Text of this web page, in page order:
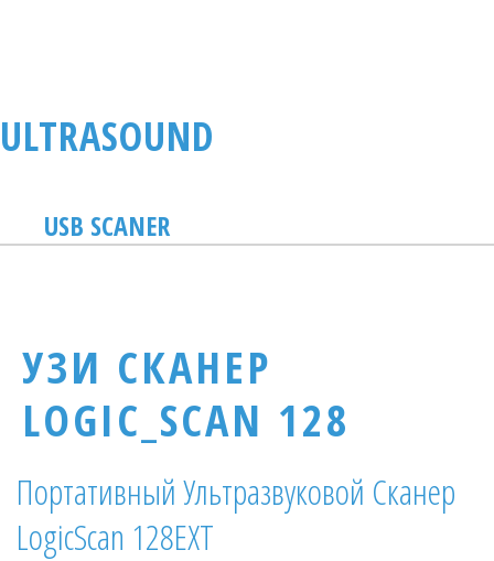
ULTRASOUND
USB SCANER
УЗИ СКАНЕР
LOGIC_SCAN 128
Портативный Ультразвуковой Сканер
LogicScan 128EXT